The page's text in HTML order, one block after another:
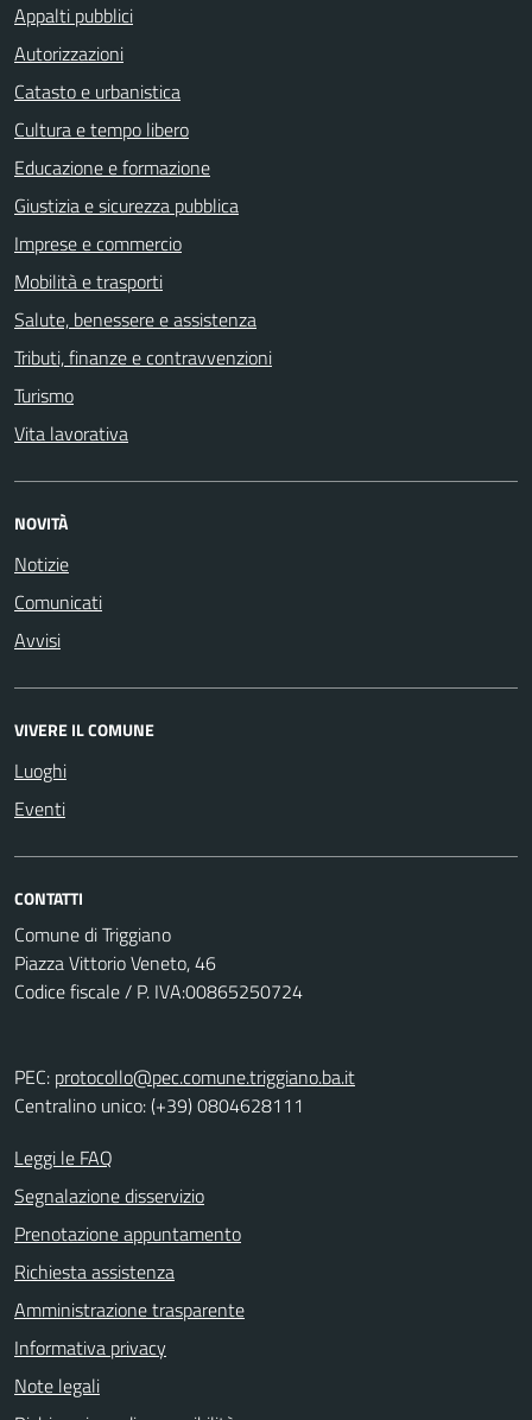
Appalti pubblici
Autorizzazioni
Catasto e urbanistica
Cultura e tempo libero
Educazione e formazione
Giustizia e sicurezza pubblica
Imprese e commercio
Mobilità e trasporti
Salute, benessere e assistenza
Tributi, finanze e contravvenzioni
Turismo
Vita lavorativa
NOVITÀ
Notizie
Comunicati
Avvisi
VIVERE IL COMUNE
Luoghi
Eventi
CONTATTI
Comune di Triggiano
Piazza Vittorio Veneto, 46
Codice fiscale / P. IVA:00865250724
PEC: protocollo@pec.comune.triggiano.ba.it
Centralino unico: (+39) 0804628111
Leggi le FAQ
Segnalazione disservizio
Prenotazione appuntamento
Richiesta assistenza
Amministrazione trasparente
Informativa privacy
Note legali